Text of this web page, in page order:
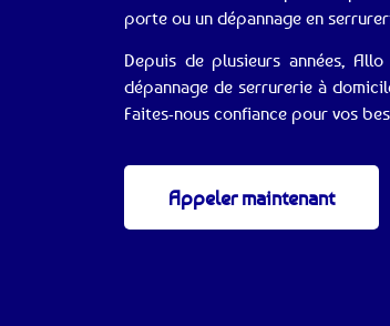
porte ou un dépannage en
Depuis de plusieurs années,
dépannage de serrurerie à
Faites-nous confiance pour vos
Appeler maintenant